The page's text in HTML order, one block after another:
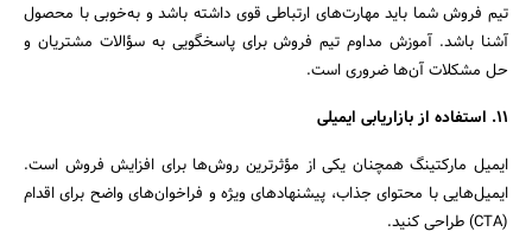
تیم فروش شما باید مهارت‌های ارتباطی قوی داشته باشد و به‌خوبی با محصول
آشنا باشد. آموزش مداوم تیم فروش برای پاسخگویی به سؤالات مشتریان و
حل مشکلات آن‌ها ضروری است.
11. استفاده از بازاریابی ایمیلی
ایمیل مارکتینگ همچنان یکی از مؤثرترین روش‌ها برای افزایش فروش است.
ایمیل‌هایی با محتوای جذاب، پیشنهادهای ویژه و فراخوان‌های واضح برای اقدام
(CTA) طراحی کنید.